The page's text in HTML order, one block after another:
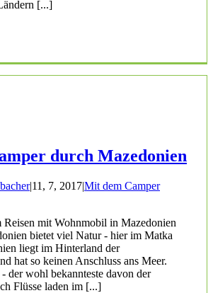
[...]
durch Mazedonien
|11, 7, 2017|Mit dem Camper
Reisen mit Wohnmobil in Mazedonien
bietet viel Natur - hier im Matka
liegt im Hinterland der
hat so keinen Anschluss ans Meer.
der wohl bekannteste davon der
Flüsse laden im [...]